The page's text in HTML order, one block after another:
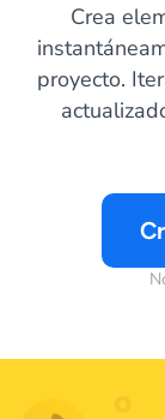
Crea
proyecto.